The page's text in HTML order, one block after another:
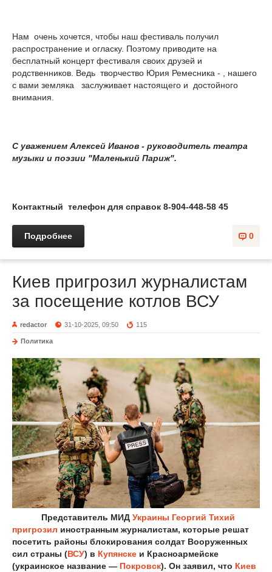
Нам очень хочется, чтобы наш фестиваль получил
распространение и огласку. Поэтому приводите на
бесплатный концерт фестиваля своих друзей и
родственников. Ведь творчество Юрия Ремесника - , нашего
с вами земляка заслуживает настоящего и достойного
внимания.
С уважением Алексей Иванов - руководитель театра
музыки и поэзии "Маленький Париж".
Контактный телефон для справок 8-904-448-58 45
0
Подробнее
Киев пригрозил журналистам
за посещение котлов ВСУ
redactor 31-10-2025, 09:50 115
Политика
Представитель МИД Украины Георгий Тихий
пригрозил иностранным журналистам, которые решат
посетить районы блокирования солдат Вооруженных
сил страны (ВСУ) в Купянске и Красноармейске
(украинское название — Покровск). Он заявил, что Киев